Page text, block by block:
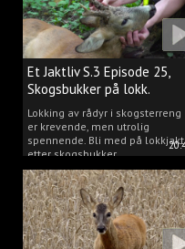
Et Jaktliv S.3 Episode 25,
Skogsbukker på lokk.
Lokking av rådyr i skogsterreng
er krevende, men utrolig
spennende. Bli med på lokkjakt
etter skogsbukker.